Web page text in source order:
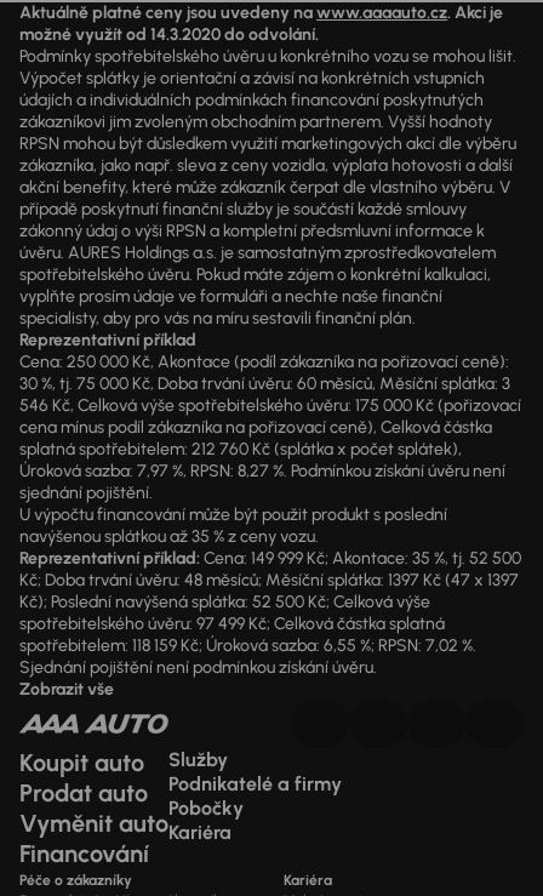
Aktuálně platné ceny jsou uvedeny nawww.aaaauto.cz. Akci je
možné využít od 14.3.2020 do odvolání.
Podmínky spotřebitelského úvěru u konkrétního vozu se mohou lišit.
Výpočet splátky je orientační a závisí na konkrétních vstupních
údajích a individuálních podmínkách financování poskytnutých
zákazníkovi jim zvoleným obchodním partnerem. Vyšší hodnoty
RPSN mohou být důsledkem využití marketingových akcí dle výběru
zákazníka, jako např. sleva z ceny vozidla, výplata hotovosti a další
akční benefity, které může zákazník čerpat dle vlastního výběru. V
případě poskytnutí finanční služby je součástí každé smlouvy
zákonný údaj o výši RPSN a kompletní předsmluvní informace k
úvěru. AURES Holdings a.s. je samostatným zprostředkovatelem
spotřebitelského úvěru. Pokud máte zájem o konkrétní kalkulaci,
vyplňte prosím údaje ve formuláři a nechte naše finanční
specialisty, aby pro vás na míru sestavili finanční plán.
Reprezentativní příklad
Cena: 250 000 Kč, Akontace (podíl zákazníka na pořizovací ceně):
30 %, tj. 75 000 Kč, Doba trvání úvěru: 60 měsíců, Měsíční splátka: 3
546 Kč, Celková výše spotřebitelského úvěru: 175 000 Kč (pořizovací
cena mínus podíl zákazníka na pořizovací ceně), Celková částka
splatná spotřebitelem: 212 760 Kč (splátka x počet splátek),
Úroková sazba: 7,97 %, RPSN: 8,27 %. Podmínkou získání úvěru není
sjednání pojištění.
U výpočtu financování může být použit produkt s poslední
navýšenou splátkou až 35 % z ceny vozu.
Reprezentativní příklad:Cena: 149 999 Kč; Akontace: 35 %, tj. 52 500
Kč; Doba trvání úvěru: 48 měsíců; Měsíční splátka: 1397 Kč (47 x 1397
Kč); Poslední navýšená splátka: 52 500 Kč; Celková výše
spotřebitelského úvěru: 97 499 Kč; Celková částka splatná
spotřebitelem: 118 159 Kč; Úroková sazba: 6,55 %; RPSN: 7,02 %.
Sjednání pojištění není podmínkou získání úvěru.
Zobrazit vše
Koupit auto
Prodat auto
Vyměnit auto
Financování
Služby
Podnikatelé a firmy
Pobočky
Kariéra
Péče o zákazníky Kariéra